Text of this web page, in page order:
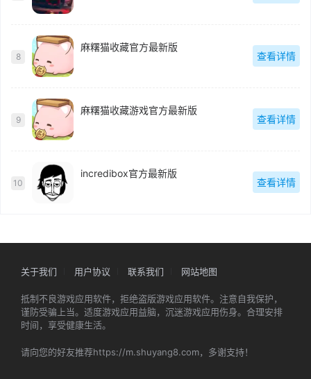
8
麻糬猫收藏官方最新版
查看详情
9
麻糬猫收藏游戏官方最新版
查看详情
10
incredibox官方最新版
查看详情
关于我们 用户协议 联系我们 网站地图
抵制不良游戏应用软件，拒绝盗版游戏应用软件。注意自我保护，
谨防受骗上当。适度游戏应用益脑，沉迷游戏应用伤身。合理安排
时间，享受健康生活。
请向您的好友推荐https://m.shuyang8.com，多谢支持！